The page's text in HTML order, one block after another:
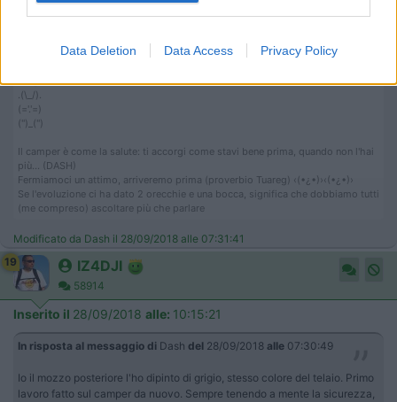
Data Deletion Data Access Privacy Policy
Ciao da Dash
.(\_/).
(='.'=)
('')_('')
Il camper è come la salute: ti accorgi come stavi bene prima, quando non l'hai
più... (DASH)
Fermiamoci un attimo, arriveremo prima (proverbio Tuareg) ‹(•¿•)›‹(•¿•)›
Se l'evoluzione ci ha dato 2 orecchie e una bocca, significa che dobbiamo tutti
(me compreso) ascoltare più che parlare
Modificato da Dash il 28/09/2018 alle 07:31:41
19
IZ4DJI
58914
Inserito il 28/09/2018 alle: 10:15:21
In risposta al messaggio di Dash del 28/09/2018 alle 07:30:49
Io il mozzo posteriore l'ho dipinto di grigio, stesso colore del telaio. Primo
lavoro fatto sul camper da nuovo. Sempre tenendo a mente la sicurezza,